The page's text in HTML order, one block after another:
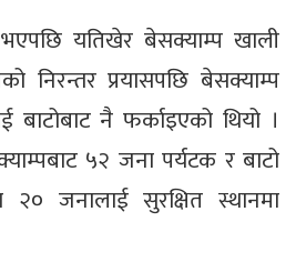
यतिखेर बेसक्याम्प खाली
निरन्तर प्रयासपछि बेसक्याम्प
बाटोबाट नै फर्काइएको थियो ।
५२ जना पर्यटक र बाटो
२० जनालाई सुरक्षित स्थानमा